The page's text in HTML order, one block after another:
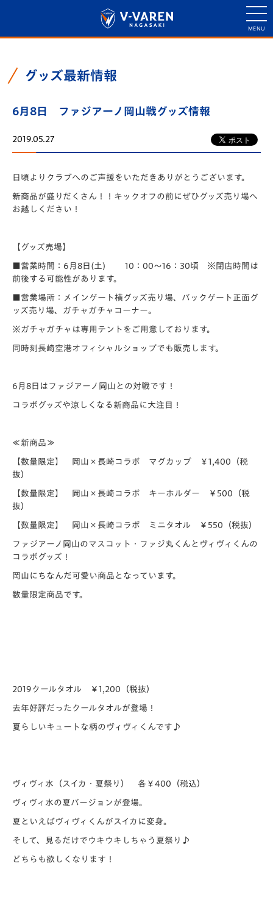
グッズ最新情報
6月8日 ファジアーノ岡山戦グッズ情報
2019.05.27
日頃よりクラブへのご声援をいただきありがとうございます。
新商品が盛りだくさん！！キックオフの前にぜひグッズ売り場へ
お越しください！
【グッズ売場】
■営業時間：6月8日(土) 10：00～16：30頃 ※閉店時間は
前後する可能性があります。
■営業場所：メインゲート横グッズ売り場、バックゲート正面グ
ッズ売り場、ガチャガチャコーナー。
※ガチャガチャは専用テントをご用意しております。
同時刻長崎空港オフィシャルショップでも販売します。
6月8日はファジアーノ岡山との対戦です！
コラボグッズや涼しくなる新商品に大注目！
≪新商品≫
【数量限定】 岡山×長崎コラボ マグカップ ￥1,400（税
抜）
【数量限定】 岡山×長崎コラボ キーホルダー ￥500（税
抜）
【数量限定】 岡山×長崎コラボ ミニタオル ￥550（税抜）
ファジアーノ岡山のマスコット・ファジ丸くんとヴィヴィくんの
コラボグッズ！
岡山にちなんだ可愛い商品となっています。
数量限定商品です。
2019クールタオル ￥1,200（税抜）
去年好評だったクールタオルが登場！
夏らしいキュートな柄のヴィヴィくんです♪
ヴィヴィ水（スイカ・夏祭り） 各￥400（税込）
ヴィヴィ水の夏バージョンが登場。
夏といえばヴィヴィくんがスイカに変身。
そして、見るだけでウキウキしちゃう夏祭り♪
どちらも欲しくなります！